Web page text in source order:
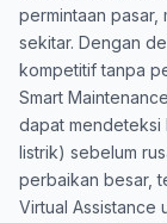
permintaan pasar,
sekitar. Dengan
kompetitif tanpa
Smart
dapat mendeteksi
listrik) sebelum
perbaikan besar,
Virtual Assistance